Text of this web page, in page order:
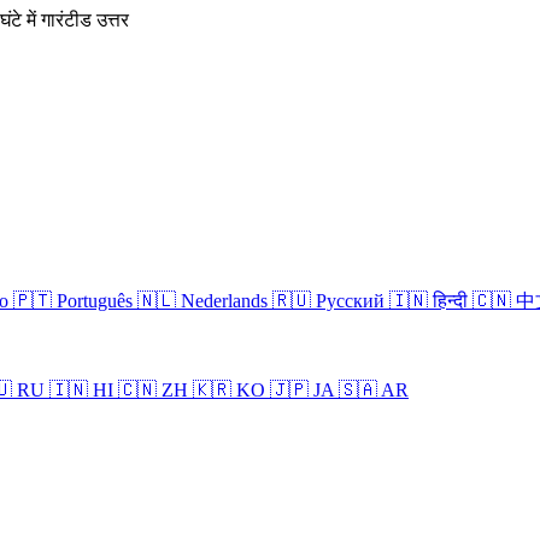
में गारंटीड उत्तर
🇵🇹 Português 🇳🇱 Nederlands 🇷🇺 Русский 🇮🇳 हिन्दी 🇨🇳 中
RU 🇮🇳 HI 🇨🇳 ZH 🇰🇷 KO 🇯🇵 JA 🇸🇦 AR